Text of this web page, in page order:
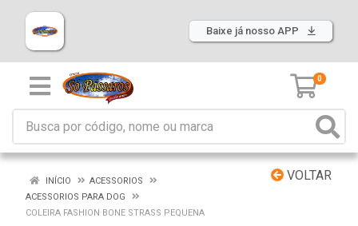
Baixe já nosso APP
0
VOLTAR
INÍCIO
ACESSORIOS
ACESSORIOS PARA DOG
COLEIRA FASHION BONE STRASS PEQUENA